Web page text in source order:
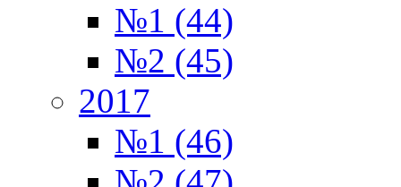
№1 (44)
№2 (45)
2017
№1 (46)